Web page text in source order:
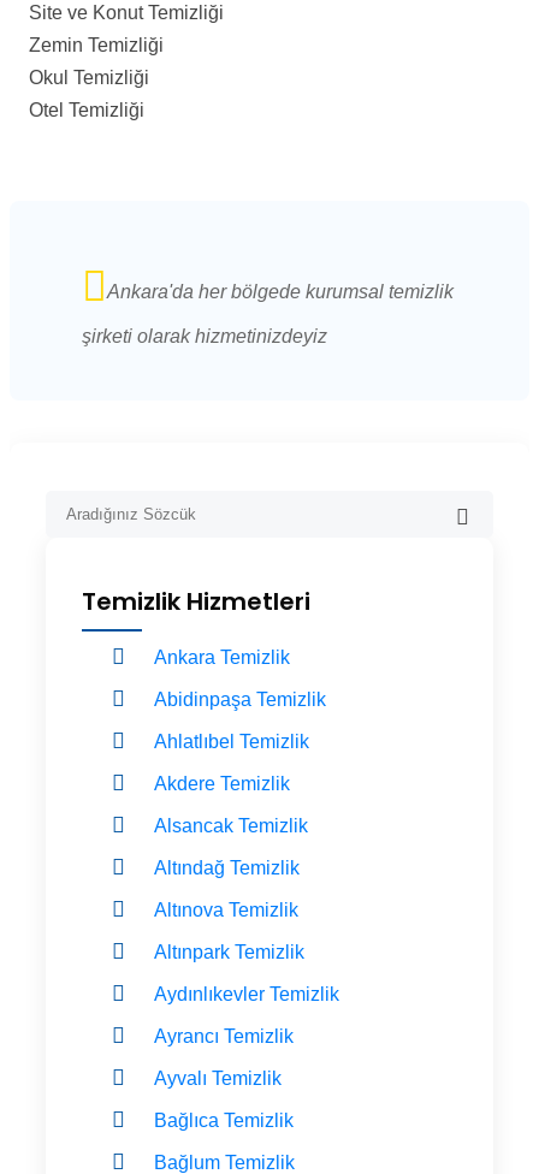
Site ve Konut Temizliği
Zemin Temizliği
Okul Temizliği
Otel Temizliği
Ankara'da her bölgede kurumsal temizlik
şirketi olarak hizmetinizdeyiz
Temizlik Hizmetleri
Ankara Temizlik
Abidinpaşa Temizlik
Ahlatlıbel Temizlik
Akdere Temizlik
Alsancak Temizlik
Altındağ Temizlik
Altınova Temizlik
Altınpark Temizlik
Aydınlıkevler Temizlik
Ayrancı Temizlik
Ayvalı Temizlik
Bağlıca Temizlik
Bağlum Temizlik